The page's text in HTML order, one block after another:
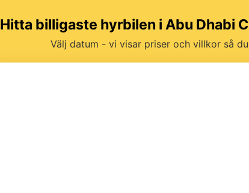
Hitta billigaste hyrbilen i Abu Dhabi
Välj datum - vi visar priser och villkor så